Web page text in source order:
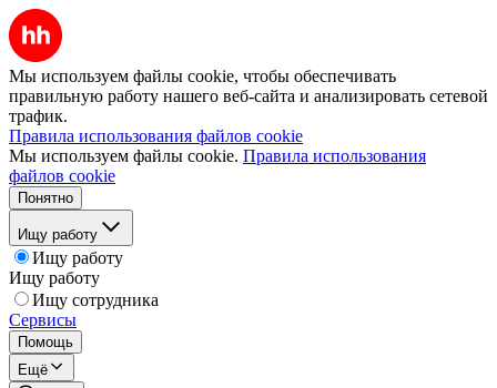
Мы используем файлы cookie, чтобы обеспечивать
правильную работу нашего веб-сайта и анализировать сетевой
трафик.
Правила использования файлов cookie
Мы используем файлы cookie. Правила использования
файлов cookie
Понятно
Ищу работу
Ищу работу
Ищу работу
Ищу сотрудника
Сервисы
Помощь
Ещё